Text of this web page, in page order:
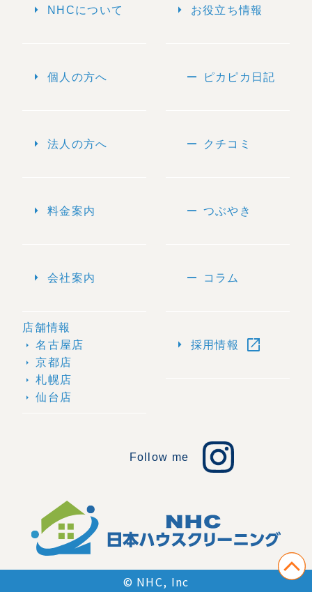
arrow_right NHCについて
arrow_right 個人の方へ
arrow_right 法人の方へ
arrow_right 料金案内
arrow_right 会社案内
店舗情報
arrow_right 名古屋店
arrow_right 京都店
arrow_right 札幌店
arrow_right 仙台店
arrow_right お役立ち情報
remove ピカピカ日記
remove クチコミ
remove つぶやき
remove コラム
arrow_right 採用情報 open_in_new
Follow me
© NHC, Inc